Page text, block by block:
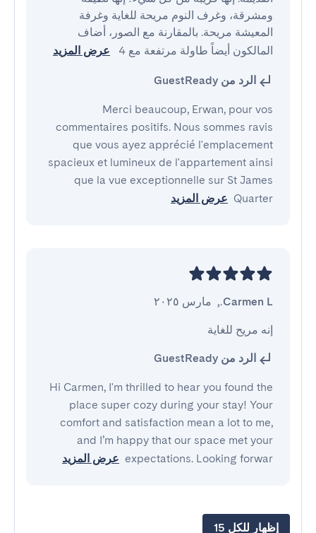
المالكون أيضاً طاولة مرتفعة مع 4
عرض المزيد
الرد من GuestReady
Merci beaucoup, Erwan, pour vos
commentaires positifs. Nous sommes ravis
que vous ayez apprécié l'emplacement
spacieux et lumineux de l'appartement ainsi
que la vue exceptionnelle sur St James
Quarter عرض المزيد
Carmen L.
, مارس ٢٠٢٥
إنه مريح للغاية
الرد من GuestReady
Hi Carmen, I'm thrilled to hear you found the
place super cozy during your stay! Your
comfort and satisfaction mean a lot to me,
and I’m happy that our space met your
expectations. Looking forwar عرض المزيد
إظهار للكل 15